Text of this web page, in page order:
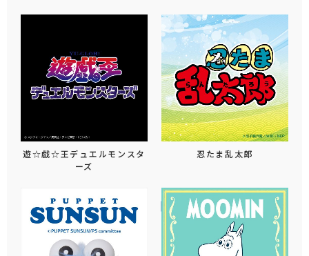
遊☆戯☆王デュエルモンスタ
ーズ
忍たま乱太郎